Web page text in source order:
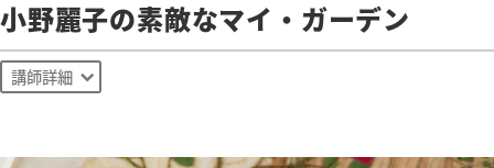
小野麗子の素敵なマイ・ガーデン
講師詳細